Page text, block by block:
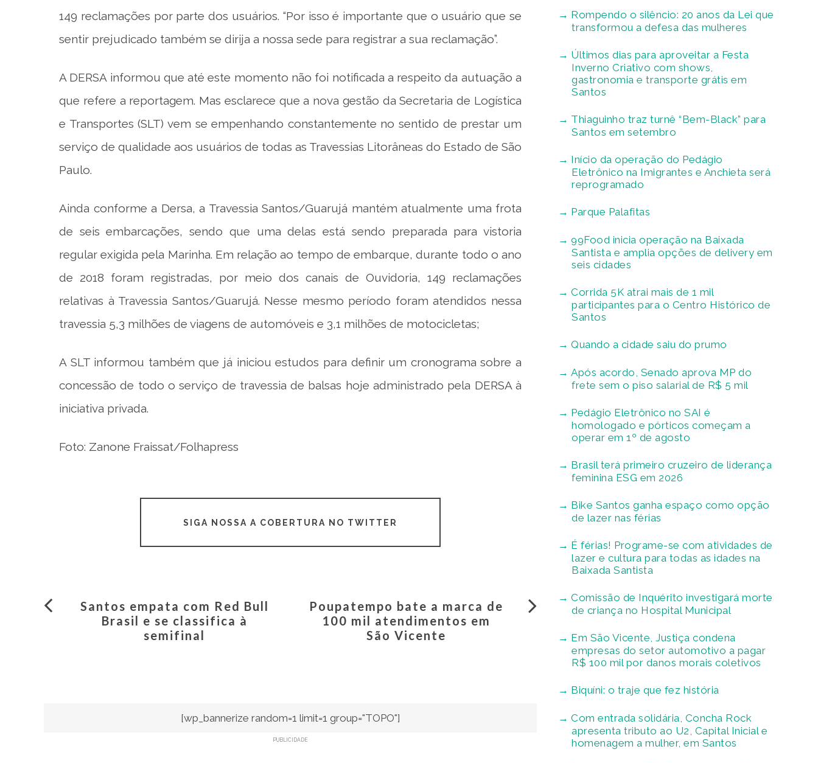
149 reclamações por parte dos usuários. “Por isso é importante que o usuário que se
sentir prejudicado também se dirija a nossa sede para registrar a sua reclamação”.
A DERSA informou que até este momento não foi notificada a respeito da autuação a
que refere a reportagem. Mas esclarece que a nova gestão da Secretaria de Logística
e Transportes (SLT) vem se empenhando constantemente no sentido de prestar um
serviço de qualidade aos usuários de todas as Travessias Litorâneas do Estado de São
Paulo.
Ainda conforme a Dersa, a Travessia Santos/Guarujá mantém atualmente uma frota
de seis embarcações, sendo que uma delas está sendo preparada para vistoria
regular exigida pela Marinha. Em relação ao tempo de embarque, durante todo o ano
de 2018 foram registradas, por meio dos canais de Ouvidoria, 149 reclamações
relativas à Travessia Santos/Guarujá. Nesse mesmo período foram atendidos nessa
travessia 5,3 milhões de viagens de automóveis e 3,1 milhões de motocicletas;
A SLT informou também que já iniciou estudos para definir um cronograma sobre a
concessão de todo o serviço de travessia de balsas hoje administrado pela DERSA à
iniciativa privada.
Foto: Zanone Fraissat/Folhapress
SIGA NOSSA A COBERTURA NO TWITTER
Santos empata com Red Bull
Brasil e se classifica à
semifinal
Poupatempo bate a marca de
100 mil atendimentos em
São Vicente
[wp_bannerize random=1 limit=1 group="TOPO"]
PUBLICIDADE
Rompendo o silêncio: 20 anos da Lei que
transformou a defesa das mulheres
Últimos dias para aproveitar a Festa
Inverno Criativo com shows,
gastronomia e transporte grátis em
Santos
Thiaguinho traz turnê “Bem-Black” para
Santos em setembro
Início da operação do Pedágio
Eletrônico na Imigrantes e Anchieta será
reprogramado
Parque Palafitas
99Food inicia operação na Baixada
Santista e amplia opções de delivery em
seis cidades
Corrida 5K atrai mais de 1 mil
participantes para o Centro Histórico de
Santos
Quando a cidade saiu do prumo
Após acordo, Senado aprova MP do
frete sem o piso salarial de R$ 5 mil
Pedágio Eletrônico no SAI é
homologado e pórticos começam a
operar em 1º de agosto
Brasil terá primeiro cruzeiro de liderança
feminina ESG em 2026
Bike Santos ganha espaço como opção
de lazer nas férias
É férias! Programe-se com atividades de
lazer e cultura para todas as idades na
Baixada Santista
Comissão de Inquérito investigará morte
de criança no Hospital Municipal
Em São Vicente, Justiça condena
empresas do setor automotivo a pagar
R$ 100 mil por danos morais coletivos
Biquíni: o traje que fez história
Com entrada solidária, Concha Rock
apresenta tributo ao U2, Capital Inicial e
homenagem a mulher, em Santos